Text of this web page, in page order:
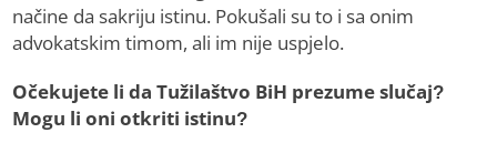
načine da sakriju istinu. Pokušali su to i sa onim
advokatskim timom, ali im nije uspjelo.
Očekujete li da Tužilaštvo BiH prezume slučaj?
Mogu li oni otkriti istinu?